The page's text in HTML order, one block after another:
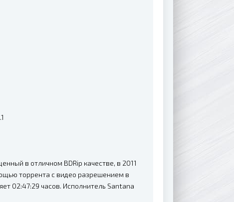
в отличном BDRip качестве, в 2011
торрента с видео разрешением в
02:47:29 часов. Исполнитель Santana